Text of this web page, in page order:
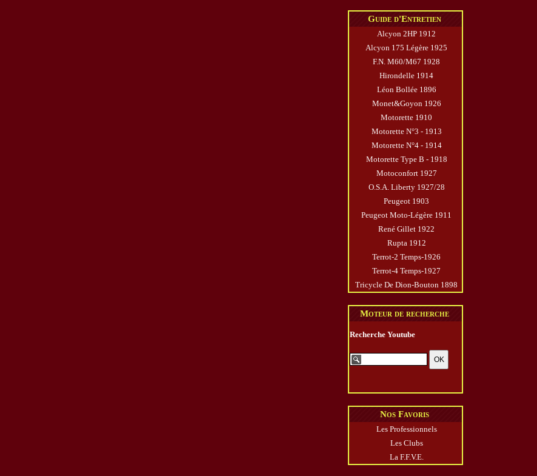
Guide d'Entretien
Alcyon 2HP 1912
Alcyon 175 Légère 1925
F.N. M60/M67 1928
Hirondelle 1914
Léon Bollée 1896
Monet&Goyon 1926
Motorette 1910
Motorette N°3 - 1913
Motorette N°4 - 1914
Motorette Type B - 1918
Motoconfort 1927
O.S.A. Liberty 1927/28
Peugeot 1903
Peugeot Moto-Légère 1911
René Gillet 1922
Rupta 1912
Terrot-2 Temps-1926
Terrot-4 Temps-1927
Tricycle De Dion-Bouton 1898
Moteur de recherche
Recherche Youtube
Nos Favoris
Les Professionnels
Les Clubs
La F.F.V.E.